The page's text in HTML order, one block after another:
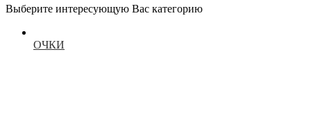
Выберите интересующую Вас категорию
ОЧКИ